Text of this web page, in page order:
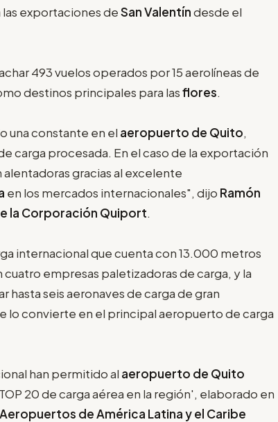
exportaciones deSan Valentíndesde el
493 vuelos operados por 15 aerolíneas de
destinos principales para lasflores.
una constante en el aeropuerto de Quito,
carga procesada. En el caso de la exportación
gracias al excelente
en los mercados internacionales", dijo Ramón
la Corporación Quiport.
internacional que cuenta con 13.000 metros
empresas paletizadoras de carga, y la
seis aeronaves de carga de gran
lo convierte en el principal aeropuerto de carga
han permitido al aeropuerto de Quito
20 de carga aérea en la región', elaborado en
de América Latina y el Caribe